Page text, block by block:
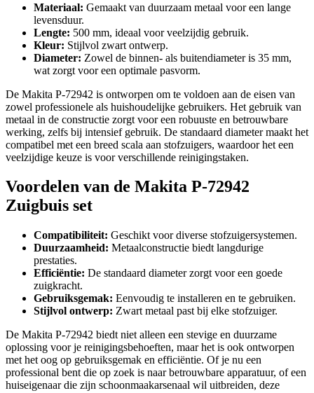
Materiaal: Gemaakt van duurzaam metaal voor een lange
levensduur.
Lengte: 500 mm, ideaal voor veelzijdig gebruik.
Kleur: Stijlvol zwart ontwerp.
Diameter: Zowel de binnen- als buitendiameter is 35 mm,
wat zorgt voor een optimale pasvorm.
De Makita P-72942 is ontworpen om te voldoen aan de eisen van
zowel professionele als huishoudelijke gebruikers. Het gebruik van
metaal in de constructie zorgt voor een robuuste en betrouwbare
werking, zelfs bij intensief gebruik. De standaard diameter maakt het
compatibel met een breed scala aan stofzuigers, waardoor het een
veelzijdige keuze is voor verschillende reinigingstaken.
Voordelen van de Makita P-72942
Zuigbuis set
Compatibiliteit: Geschikt voor diverse stofzuigersystemen.
Duurzaamheid: Metaalconstructie biedt langdurige
prestaties.
Efficiëntie: De standaard diameter zorgt voor een goede
zuigkracht.
Gebruiksgemak: Eenvoudig te installeren en te gebruiken.
Stijlvol ontwerp: Zwart metaal past bij elke stofzuiger.
De Makita P-72942 biedt niet alleen een stevige en duurzame
oplossing voor je reinigingsbehoeften, maar het is ook ontworpen
met het oog op gebruiksgemak en efficiëntie. Of je nu een
professional bent die op zoek is naar betrouwbare apparatuur, of een
huiseigenaar die zijn schoonmaakarsenaal wil uitbreiden, deze